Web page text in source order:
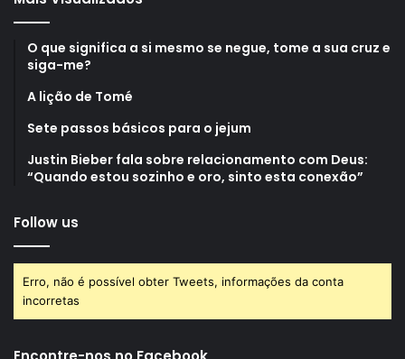
O que significa a si mesmo se negue, tome a sua cruz e
siga-me?
A lição de Tomé
Sete passos básicos para o jejum
Justin Bieber fala sobre relacionamento com Deus:
“Quando estou sozinho e oro, sinto esta conexão”
Follow us
Erro, não é possível obter Tweets, informações da conta
incorretas